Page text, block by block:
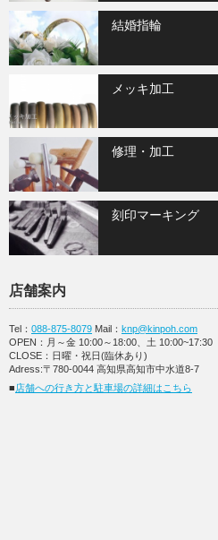
結婚指輪
メッキ加工
修理・加工
刻印マーキング
店舗案内
Tel： 088-875-8079 Mail： knp@kinpoh.com
OPEN：月～金 10:00～18:00、土 10:00~17:30
CLOSE：日曜・祝日(臨休あり)
Adress:〒780-0044 高知県高知市中水道8-7
■店舗への行き方と駐車場の詳細はこちら